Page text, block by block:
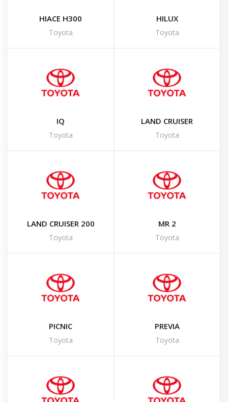
HIACE H300
Toyota
HILUX
Toyota
IQ
Toyota
LAND CRUISER
Toyota
LAND CRUISER 200
Toyota
MR 2
Toyota
PICNIC
Toyota
PREVIA
Toyota